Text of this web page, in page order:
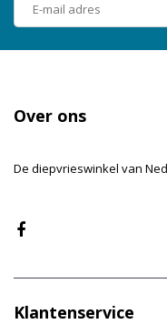
Over ons
De diepvrieswinkel van
Klantenservice